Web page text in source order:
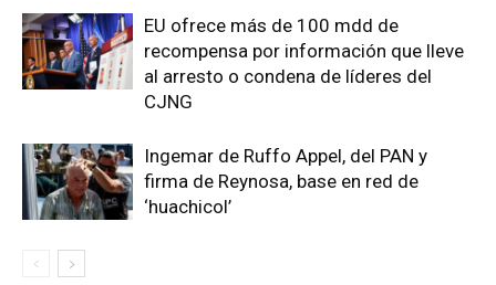
EU ofrece más de 100 mdd de
recompensa por información que lleve
al arresto o condena de líderes del
CJNG
Ingemar de Ruffo Appel, del PAN y
firma de Reynosa, base en red de
‘huachicol’